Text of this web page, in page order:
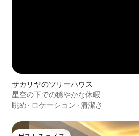
サカリヤのツリーハウス
星空の下での穏やかな休暇
眺め · ロケーション · 清潔さ